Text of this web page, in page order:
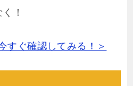
！
すぐ確認してみる！＞